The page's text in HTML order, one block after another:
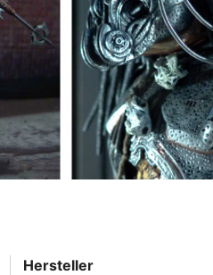
Hersteller